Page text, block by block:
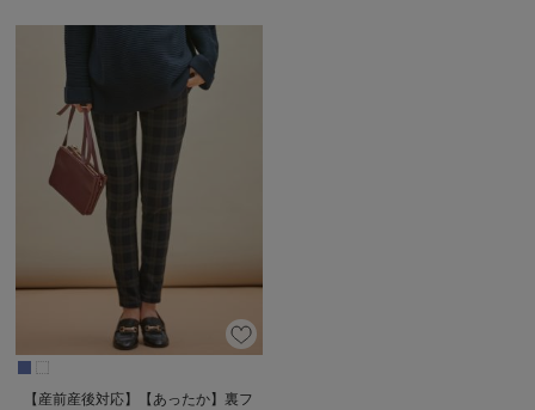
【産前産後対応】【あったか】裏フ